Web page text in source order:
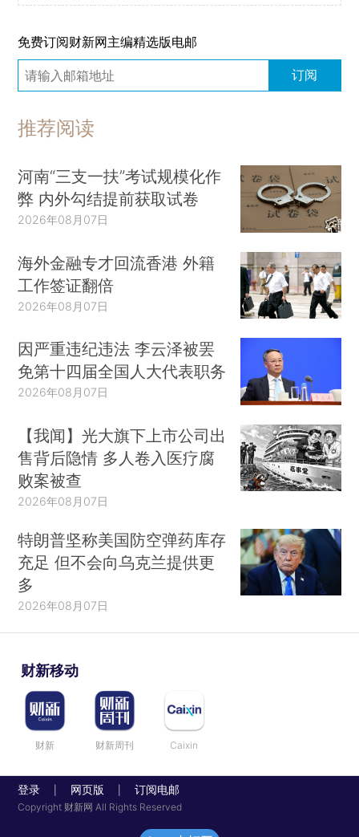
免费订阅财新网主编精选版电邮
订阅
推荐阅读
河南“三支一扶”考试规模化作
弊 内外勾结提前获取试卷
2026年08月07日
海外金融专才回流香港 外籍
工作签证翻倍
2026年08月07日
因严重违纪违法 李云泽被罢
免第十四届全国人大代表职务
2026年08月07日
【我闻】光大旗下上市公司出
售背后隐情 多人卷入医疗腐
败案被查
2026年08月07日
特朗普坚称美国防空弹药库存
充足 但不会向乌克兰提供更
多
2026年08月07日
财新移动
财新 财新周刊 Caixin
登录 网页版 订阅电邮
Copyright 财新网 All Rights Reserved